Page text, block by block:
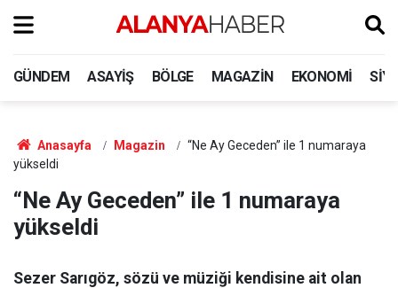
GÜNDEM ASAYIŞ BÖLGE MAGAZIN EKONOMI
Anasayfa Magazin
“Ne Ay Geceden” ile 1 numaraya
yükseldi
“Ne Ay Geceden” ile 1 numaraya
yükseldi
Sezer Sarıgöz, sözü ve müziği kendisine ait olan